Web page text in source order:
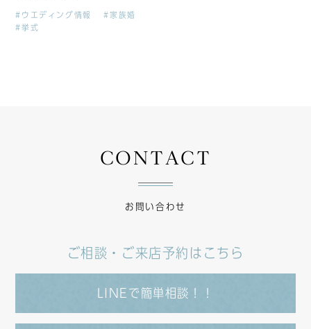
#ウエディング情報
#家族婚
#挙式
CONTACT
お問い合わせ
ご相談・ご来店予約はこちら
LINEで簡単相談！！